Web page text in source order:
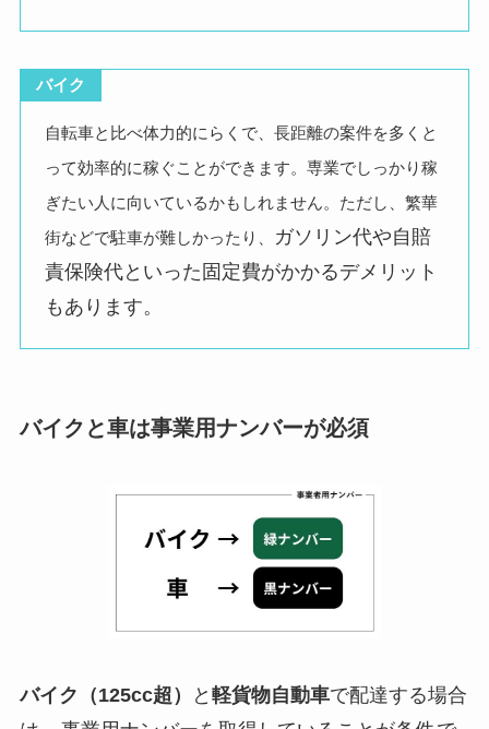
バイク
自転車と比べ体力的にらくで、長距離の案件を多くと
って効率的に稼ぐことができます。専業でしっかり稼
ぎたい人に向いているかもしれません。ただし、繁華
街などで駐車が難しかったり、
ガソリン代や自賠
責保険代といった固定費がかかるデメリット
もあります。
バイクと車は事業用ナンバーが必須
バイク（125cc超） と 軽貨物自動車で配達する場合